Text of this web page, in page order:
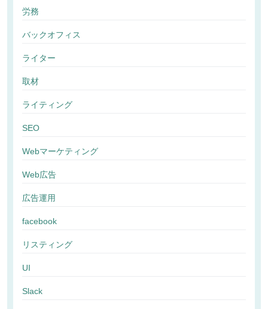
労務
バックオフィス
ライター
取材
ライティング
SEO
Webマーケティング
Web広告
広告運用
facebook
リスティング
UI
Slack